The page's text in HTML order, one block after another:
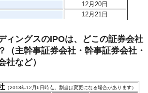
12月20日
12月21日
ィングスのIPOは、どこの証券会社
（主幹事証券会社・幹事証券会社・
社など）
（2018年12月6日時点。割当は変更になる場合があります）